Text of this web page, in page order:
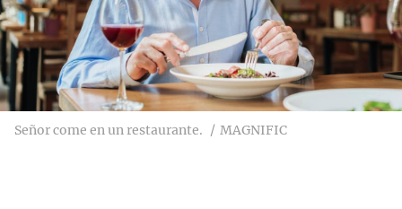
Señor come en un restaurante. MAGNIFIC